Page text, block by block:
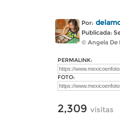
Por:
Publicada:
© Angela De
PERMALINK:
FOTO:
2,309 visitas